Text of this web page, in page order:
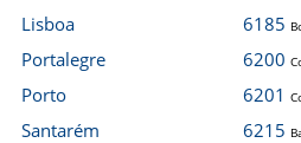
Lisboa
Portalegre
Porto
Santarém
6185
6200
6201
6215